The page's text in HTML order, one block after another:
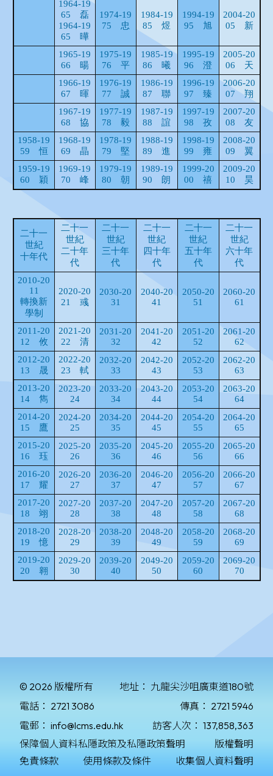
© 2026 版權所有 地址： 九龍尖沙咀廣東道180號
電話： 2721 3086 傳真： 2721 5946
電郵： info@lcms.edu.hk 訪客人次： 137,858,363
保障個人資料私隱政策及私隱政策聲明
版權聲明
免責條款
使用條款及條件 收集個人資料聲明